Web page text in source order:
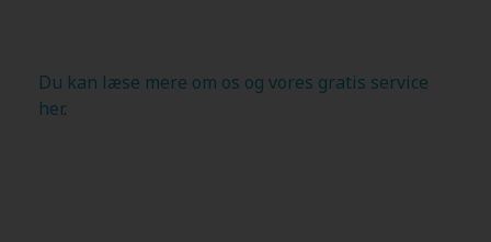
Du kan læse mere om os og vores gratis service
her.